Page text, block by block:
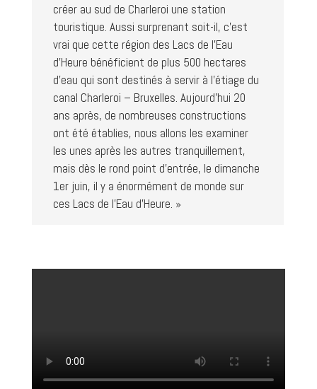
créer au sud de Charleroi une station
touristique. Aussi surprenant soit-il, c’est
vrai que cette région des Lacs de l’Eau
d’Heure bénéficient de plus 500 hectares
d’eau qui sont destinés à servir à l’étiage du
canal Charleroi – Bruxelles. Aujourd’hui 20
ans après, de nombreuses constructions
ont été établies, nous allons les examiner
les unes après les autres tranquillement,
mais dès le rond point d’entrée, le dimanche
1er juin, il y a énormément de monde sur
ces Lacs de l’Eau d’Heure. »